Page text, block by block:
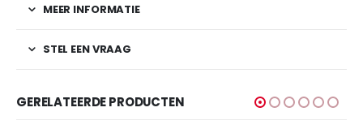
MEER INFORMATIE
STEL EEN VRAAG
GERELATEERDE PRODUCTEN